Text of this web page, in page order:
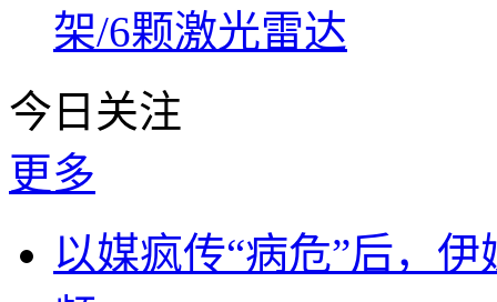
架/6颗激光雷达
今日关注
更多
以媒疯传“病危”后，